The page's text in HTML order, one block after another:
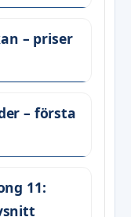
– priser
– första
11: